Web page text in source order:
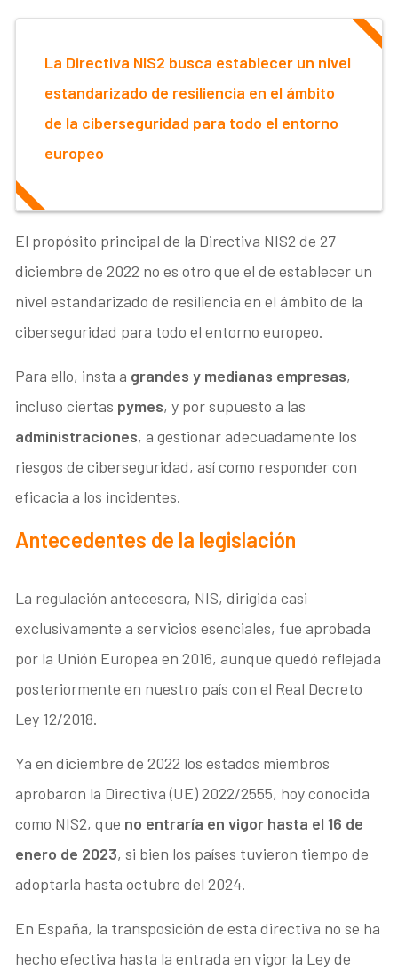
La Directiva NIS2 busca establecer un nivel
estandarizado de resiliencia en el ámbito
de la ciberseguridad para todo el entorno
europeo
El propósito principal de la Directiva NIS2 de 27
diciembre de 2022 no es otro que el de establecer un
nivel estandarizado de resiliencia en el ámbito de la
ciberseguridad para todo el entorno europeo.
Para ello, insta a grandes y medianas empresas,
incluso ciertas pymes, y por supuesto a las
administraciones, a gestionar adecuadamente los
riesgos de ciberseguridad, así como responder con
eficacia a los incidentes.
Antecedentes de la legislación
La regulación antecesora, NIS, dirigida casi
exclusivamente a servicios esenciales, fue aprobada
por la Unión Europea en 2016, aunque quedó reflejada
posteriormente en nuestro país con el Real Decreto
Ley 12/2018.
Ya en diciembre de 2022 los estados miembros
aprobaron la Directiva (UE) 2022/2555, hoy conocida
como NIS2, que no entraría en vigor hasta el 16 de
enero de 2023, si bien los países tuvieron tiempo de
adoptarla hasta octubre del 2024.
En España, la transposición de esta directiva no se ha
hecho efectiva hasta la entrada en vigor la Ley de